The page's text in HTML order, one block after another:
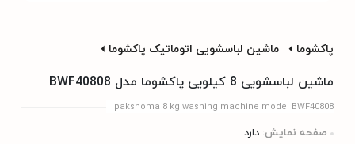
پاکشوما ماشین لباسشویی اتوماتیک پاکشوما
ماشین لباسشویی 8 کیلویی پاکشوما مدل BWF40808
pakshoma 8 kg washing machine model BWF40808
صفحه نمایش: دارد